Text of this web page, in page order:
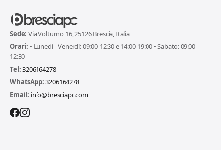
Sede: Via Volturno 16, 25126 Brescia, Italia
Orari: • Lunedì - Venerdì: 09:00-12:30 e 14:00-19:00 • Sabato: 09:00-
12:30
Tel:3206164278
WhatsApp:3206164278
Email: info@bresciapc.com